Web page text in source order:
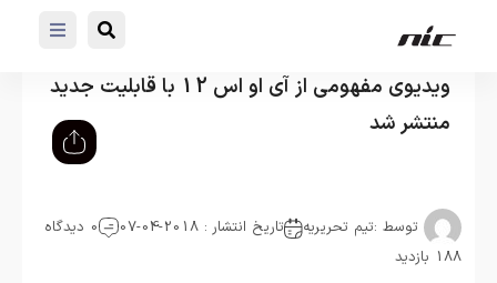
ویدیوی مفهومی از آی او اس 12 با قابلیت جدید
منتشر شد
توسط :تیم تحریریه تاریخ انتشار : 2018-04-07
0 دیدگاه
188 بازدید